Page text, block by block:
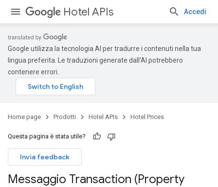
Hotel APIs Accedi
Google utilizza la tecnologia AI per tradurre i contenuti nella tua
lingua preferita. Le traduzioni generate dall'AI potrebbero
contenere errori.
Home page Prodotti Hotel APIs Hotel Prices
Questa pagina è stata utile?
Invia feedback
Messaggio Transaction (Property